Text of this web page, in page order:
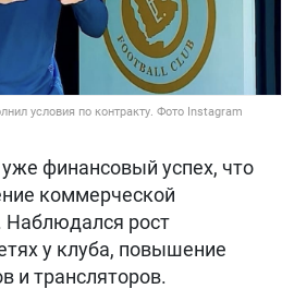
условия по контракту. Фото Instagram
финансовый успех, что
коммерческой
Наблюдался рост
у клуба, повышение
и трансляторов.